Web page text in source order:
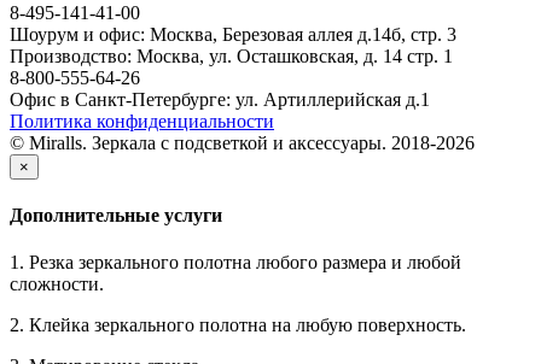
8-495-141-41-00
Шоурум и офис: Москва, Березовая аллея д.14б, стр. 3
Производство: Москва, ул. Осташковская, д. 14 стр. 1
8-800-555-64-26
Офис в Санкт-Петербурге: ул. Артиллерийская д.1
Политика конфиденциальности
© Miralls. Зеркала с подсветкой и аксессуары. 2018-2026
×
Дополнительные услуги
1. Резка зеркального полотна любого размера и любой
сложности.
2. Клейка зеркального полотна на любую поверхность.